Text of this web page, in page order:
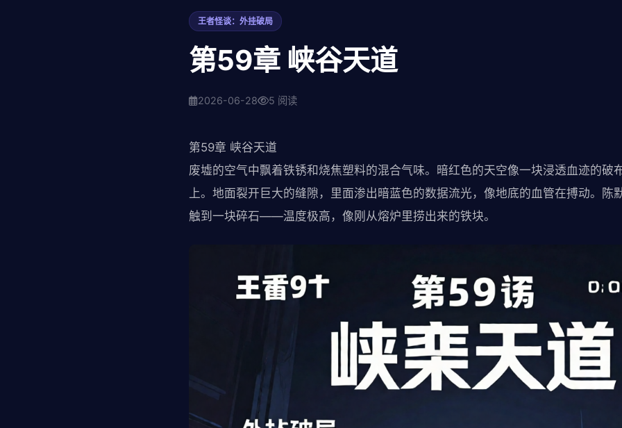
王者怪谈：外挂破局
第59章 峡谷天道
2026-06-28 5 阅读
第59章 峡谷天道
废墟的空气中飘着铁锈和烧焦塑料的混合气味。暗红色的天空像一块浸透血迹的破
上。地面裂开巨大的缝隙，里面渗出暗蓝色的数据流光，像地底的血管在搏动。陈
触到一块碎石——温度极高，像刚从熔炉里捞出来的铁块。